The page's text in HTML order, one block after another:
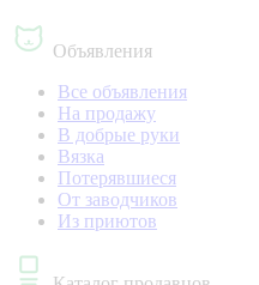
Объявления
Все объявления
На продажу
В добрые руки
Вязка
Потерявшиеся
От заводчиков
Из приютов